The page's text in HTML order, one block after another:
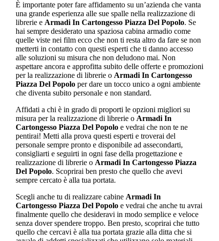
È importante poter fare affidamento su un’azienda che vanta
una grande esperienza alle sue spalle nella realizzazione di
librerie e Armadi In Cartongesso Piazza Del Popolo. Se
hai sempre desiderato una spaziosa cabina armadio come
quelle viste nei film ecco che non ti resta altro da fare se non
metterti in contatto con questi esperti che ti danno accesso
alle soluzioni su misura che non deludono mai. Non
aspettare ancora e approfitta subito delle offerte e promozioni
per la realizzazione di librerie o Armadi In Cartongesso
Piazza Del Popolo per dare un tocco unico a ogni ambiente
che diventa subito personale e non standard.
Affidati a chi è in grado di proporti le opzioni migliori su
misura per la realizzazione di librerie o Armadi In
Cartongesso Piazza Del Popolo e vedrai che non te ne
pentirai! Metti alla prova questi esperti e troverai del
personale sempre pronto e disponibile ad assecondarti,
consigliarti e seguirti in ogni fase della progettazione e
realizzazione di librerie o Armadi In Cartongesso Piazza
Del Popolo. Scoprirai ben presto che quello che avevi
sempre cercato è alla tua portata.
Scegli anche tu di realizzare cabine Armadi In
Cartongesso Piazza Del Popolo e vedrai che anche tu avrai
finalmente quello che desideravi in modo semplice e veloce
senza dover spendere troppo. Ben presto, scoprirai che tutto
quello che cercavi è alla tua portata grazie alla ditta che si